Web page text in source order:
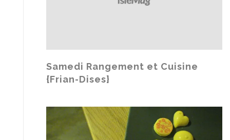
t
P
a
n
Samedi Rangement et Cuisine
{Frian-Dises}